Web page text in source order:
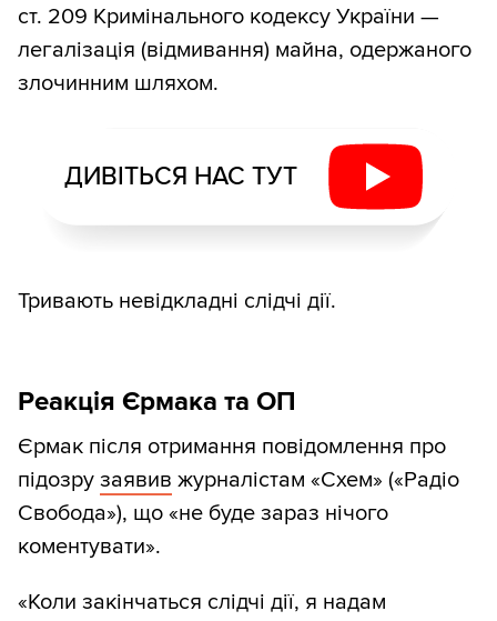
ст. 209 Кримінального кодексу України —
легалізація (відмивання) майна, одержаного
злочинним шляхом.
ДИВІТЬСЯ НАС ТУТ
Тривають невідкладні слідчі дії.
Реакція Єрмака та ОП
Єрмак після отримання повідомлення про
підозру заявив журналістам «Схем» («Радіо
Свобода»), що «не буде зараз нічого
коментувати».
«Коли закінчаться слідчі дії, я надам